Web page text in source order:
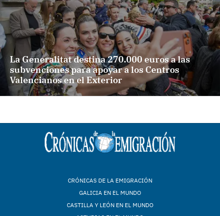
La Generalitat destina 270.000 euros a las
subvenciones para apoyar a los Centros
Valencianos en el Exterior
CRÓNICAS DE LA EMIGRACIÓN
GALICIA EN EL MUNDO
CASTILLA Y LEÓN EN EL MUNDO